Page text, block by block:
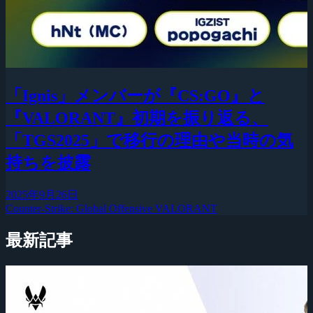
「Ignis」メンバーが『CS:GO』と
『VALORANT』初期を振り返る、
「TGS2025」で移行の理由や当時の気
持ちを披露
2025年9月26日
Counter-Strike: Global Offensive VALORANT
最新記事